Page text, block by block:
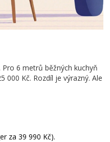
6 metrů běžných kuchyň
Kč. Rozdíl je výrazný. Ale
za 39 990 Kč).